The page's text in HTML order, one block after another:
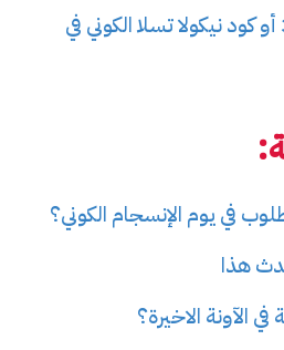
خطوات تفعيل الرقم 369 أو كود نيكولا تسلا الكوني في
هذا
الآونة الاخيرة؟